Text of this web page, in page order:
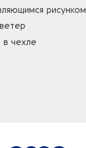
рисунком
в чехле